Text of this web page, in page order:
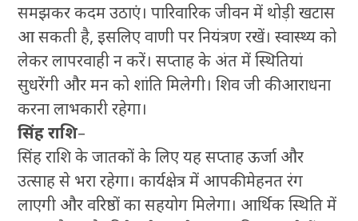
समझकर कदम उठाएं। पारिवारिक जीवन में थोड़ी खटास
आ सकती है, इसलिए वाणी पर नियंत्रण रखें। स्वास्थ्य को
लेकर लापरवाही न करें। सप्ताह के अंत में स्थितियां
सुधरेंगी और मन को शांति मिलेगी। शिव जी की आराधना
करना लाभकारी रहेगा।
सिंह राशि–
सिंह राशि के जातकों के लिए यह सप्ताह ऊर्जा और
उत्साह से भरा रहेगा। कार्यक्षेत्र में आपकी मेहनत रंग
लाएगी और वरिष्ठों का सहयोग मिलेगा। आर्थिक स्थिति में